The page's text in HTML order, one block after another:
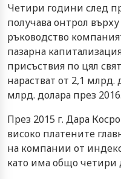
Четири години след
получава онтрол
ръководство
пазарна
присъствия по цял
нарастват от 2,1 млрд.
млрд. долара през 2016.
През 2015 г. Дара
високо платените
на компании от
като има общо четири